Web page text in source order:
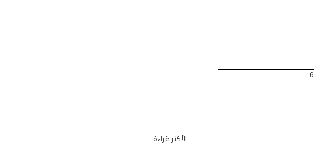
الأكثر قراءة